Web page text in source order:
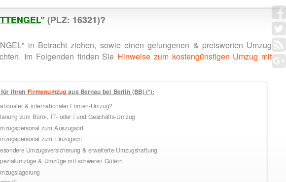
” (PLZ: 16321)?
in Betracht ziehen, sowie einen gelungenen & preiswerten Umzug
Im Folgenden finden Sie Hinweise zum kostengünstigen Umzug mit
Ihren Firmenumzug aus Bernau bei Berlin (BB) (*):
& internationaler Firmen-Umzug?
zum Büro-, IT- oder / und Geschäfts-Umzug
zum Auszugsort
zum Einzugsort
Umzugsversicherung & erweiterte Umzugshaftung
& Umzüge mit schweren Gütern